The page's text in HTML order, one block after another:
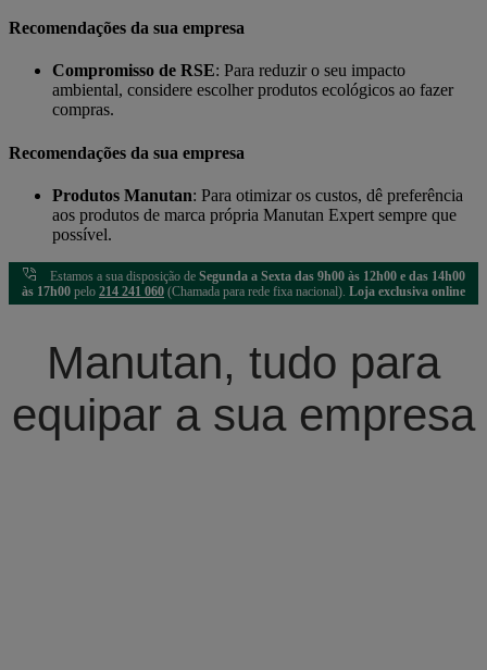
Recomendações da sua empresa
Compromisso de RSE: Para reduzir o seu impacto
ambiental, considere escolher produtos ecológicos ao fazer
compras.
Recomendações da sua empresa
Produtos Manutan: Para otimizar os custos, dê preferência
aos produtos de marca própria Manutan Expert sempre que
possível.
Estamos a sua disposição de Segunda a Sexta das 9h00 às 12h00 e das 14h00
às 17h00 pelo 214 241 060 (Chamada para rede fixa nacional). Loja exclusiva online
Manutan, tudo para
equipar a sua empresa